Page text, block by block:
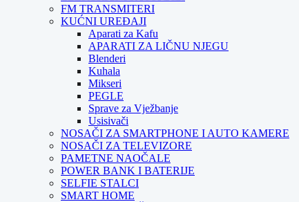
FM TRANSMITERI
KUĆNI UREĐAJI
Aparati za Kafu
APARATI ZA LIČNU NJEGU
Blenderi
Kuhala
Mikseri
PEGLE
Sprave za Vježbanje
Usisivači
NOSAČI ZA SMARTPHONE I AUTO KAMERE
NOSAČI ZA TELEVIZORE
PAMETNE NAOČALE
POWER BANK I BATERIJE
SELFIE STALCI
SMART HOME